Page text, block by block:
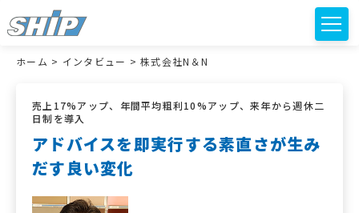
ホーム > インタビュー >株式会社N＆N
売上17%アップ、年間平均粗利10%アップ、来年から週休二
日制を導入
アドバイスを即実行する素直さが生み
だす良い変化